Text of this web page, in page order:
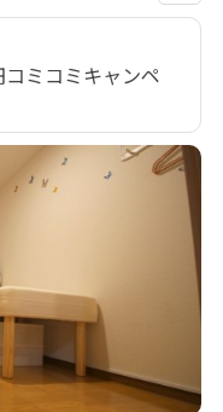
ミコミキャンペ